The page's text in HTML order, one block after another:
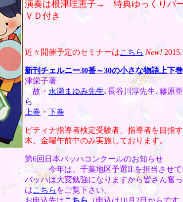
演奏は根津理恵子→ 特典ゆっくりバ
ＶＤ付き
近々開催予定のセミナーはこちら New!
新刊チェルニー30番～30の小さな物語上下巻
津栄子著
故・ 永瀬まゆみ先生､長谷川淳先生､藤原
ら
上巻 ・下巻
ピティナ指導者検定受験者、指導者を目指
木、金曜午前中のみ実施しております。
第6回日本バッハコンクールのお知らせ
今年は、千葉地区予選II を担当させて
バッハは大変勉強になりますから皆さん奮
はこちら をご覧下さい。